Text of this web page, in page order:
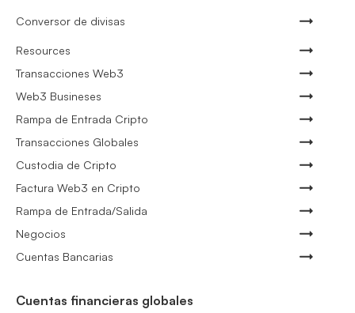
Conversor de divisas
Resources
Transacciones Web3
Web3 Busineses
Rampa de Entrada Cripto
Transacciones Globales
Custodia de Cripto
Factura Web3 en Cripto
Rampa de Entrada/Salida
Negocios
Cuentas Bancarias
Cuentas financieras globales